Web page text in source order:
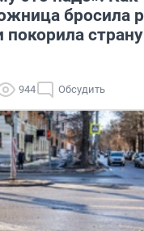
бросила
покорила
944 Обсудить